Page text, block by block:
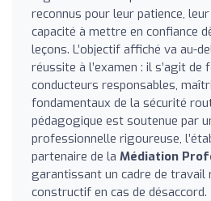
reconnus pour leur patience,
capacité à mettre en confiance
leçons. L’objectif affiché va au-
réussite à l’examen : il s’agit de
conducteurs responsables,
fondamentaux de la sécurité
pédagogique est soutenue par
professionnelle rigoureuse,
partenaire de la Médiation
garantissant un cadre de travail
constructif en cas de désaccord.